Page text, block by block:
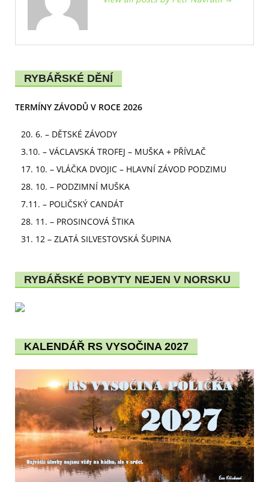
RYBÁŘSKÉ DĚNÍ
TERMÍNY ZÁVODŮ V ROCE 2026
20. 6. – DĚTSKÉ ZÁVODY
3.10. – VÁCLAVSKÁ TROFEJ – MUŠKA + PŘÍVLAČ
17. 10. – VLÁČKA DVOJIC – HLAVNÍ ZÁVOD PODZIMU
28. 10. – PODZIMNÍ MUŠKA
7.11. – POLIČSKÝ CANDÁT
28. 11. – PROSINCOVÁ ŠTIKA
31. 12 – ZLATÁ SILVESTOVSKÁ ŠUPINA
RYBÁŘSKÉ POBYTY NEJEN V NORSKU
KALENDÁŘ RS VYSOČINA 2027